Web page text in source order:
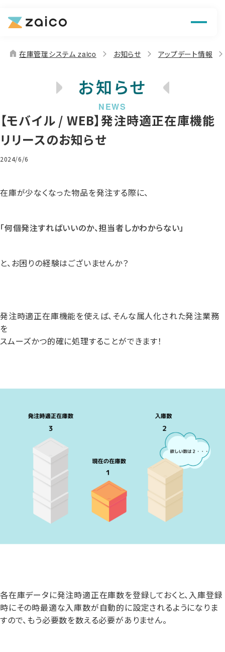
機能
お役立ち情報
home 在庫管理システム zaico お知らせ アップデート情報
お知らせ
【モバイル / WEB】発注時適正在庫機能
リリースのお知らせ
2024/6/6
在庫が少なくなった物品を発注する際に、
「何個発注すればいいのか、担当者しかわからない」
と、お困りの経験はございませんか？
発注時適正在庫機能を使えば、そんな属人化された発注業務
を
スムーズかつ的確に処理することができます！
各在庫データに発注時適正在庫数を登録しておくと、入庫登録
時にその時最適な入庫数が自動的に設定されるようになりま
すので、もう必要数を数える必要がありません。